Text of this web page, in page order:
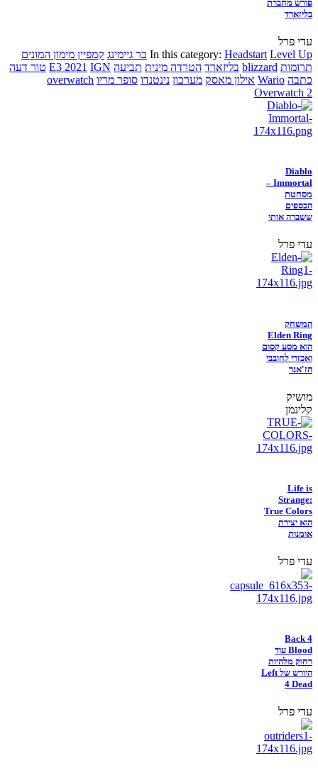
פורש מחברת
בליזארד
עדי פרל
In this category: Headstart Level Up בר גיימינג קמפיין מימון המונים
תרומות blizzard בליזארד הטרדה מינית תביעה E3 2021 IGN
טור דעה
כתבה Wario אילון מאסק מערכון נינטנדו סופר מריו overwatch
Overwatch 2
Diablo
Immortal –
מסחטת
הכספים
ששברה אותי
עדי פרל
המשחק
Elden Ring
הוא מסע קסום
ואכזרי לחובבי
הז'אנר
מושיק
קלינמן
Life is
Strange:
True Colors
הוא יצירת
אומנות
עדי פרל
Back 4
Blood עוד
רחוק מלהיות
היורש של Left
4 Dead
עדי פרל